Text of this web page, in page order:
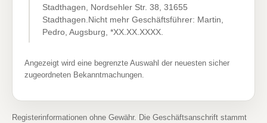
Stadthagen, Nordsehler Str. 38, 31655
Stadthagen.Nicht mehr Geschäftsführer: Martin,
Pedro, Augsburg, *XX.XX.XXXX.
Angezeigt wird eine begrenzte Auswahl der neuesten sicher
zugeordneten Bekanntmachungen.
Registerinformationen ohne Gewähr. Die Geschäftsanschrift stammt